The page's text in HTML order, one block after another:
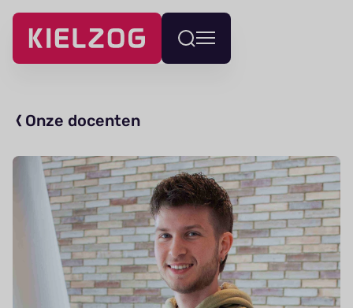
Navigatie
overslaan
Wissel
menu
Onze docenten